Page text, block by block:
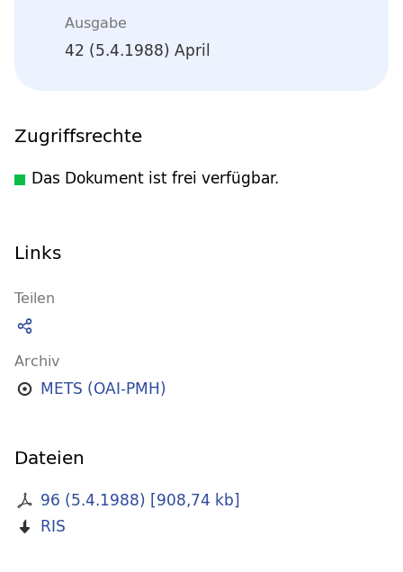
Ausgabe
42 (5.4.1988) April
Zugriffsrechte
Das Dokument ist frei verfügbar.
Links
Teilen
Archiv
METS (OAI-PMH)
Dateien
96 (5.4.1988) [908,74 kb]
RIS